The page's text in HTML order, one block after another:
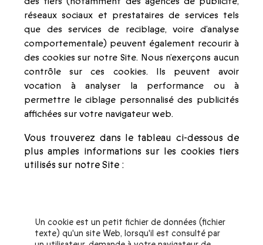
réseaux sociaux et prestataires de services tels
que des services de reciblage, voire d’analyse
comportementale) peuvent également recourir à
des cookies sur notre Site. Nous n’exerçons aucun
contrôle sur ces cookies. Ils peuvent avoir
vocation à analyser la performance ou à
permettre le ciblage personnalisé des publicités
affichées sur votre navigateur web.
Vous trouverez dans le tableau ci-dessous de
plus amples informations sur les cookies tiers
utilisés sur notre Site :
Un cookie est un petit fichier de données (fichier
texte) qu'un site Web, lorsqu'il est consulté par